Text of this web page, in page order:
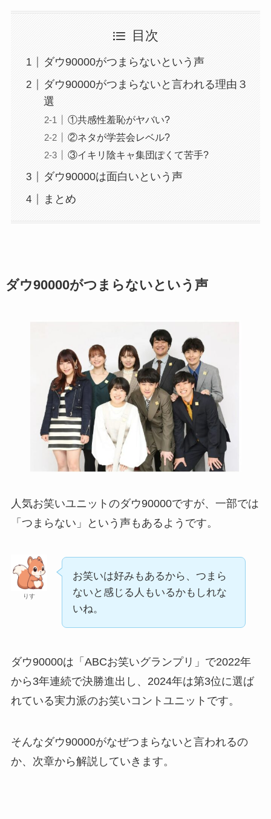
目次
ダウ90000がつまらないという声
ダウ90000がつまらないと言われる理由３
選
①共感性羞恥がヤバい?
②ネタが学芸会レベル?
③イキリ陰キャ集団ぽくて苦手?
ダウ90000は面白いという声
まとめ
ダウ90000がつまらないという声
人気お笑いユニットのダウ90000ですが、一部では
「つまらない」という声もあるようです。
りす
お笑いは好みもあるから、つまら
ないと感じる人もいるかもしれな
いね。
ダウ90000は「ABCお笑いグランプリ」で2022年
から3年連続で決勝進出し、2024年は第3位に選ば
れている実力派のお笑いコントユニットです。
そんなダウ90000がなぜつまらないと言われるの
か、次章から解説していきます。